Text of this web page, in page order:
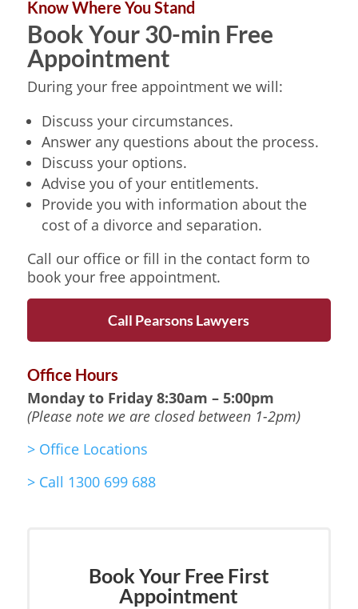
Know Where You Stand
Book Your 30-min Free
Appointment
During your free appointment we will:
Discuss your circumstances.
Answer any questions about the process.
Discuss your options.
Advise you of your entitlements.
Provide you with information about the
cost of a divorce and separation.
Call our office or fill in the contact form to
book your free appointment.
Call Pearsons Lawyers
Office Hours
Monday to Friday8:30am – 5:00pm
(Please note we are closed between 1-2pm)
>Office Locations
>Call 1300 699 688
Book Your Free First
Appointment